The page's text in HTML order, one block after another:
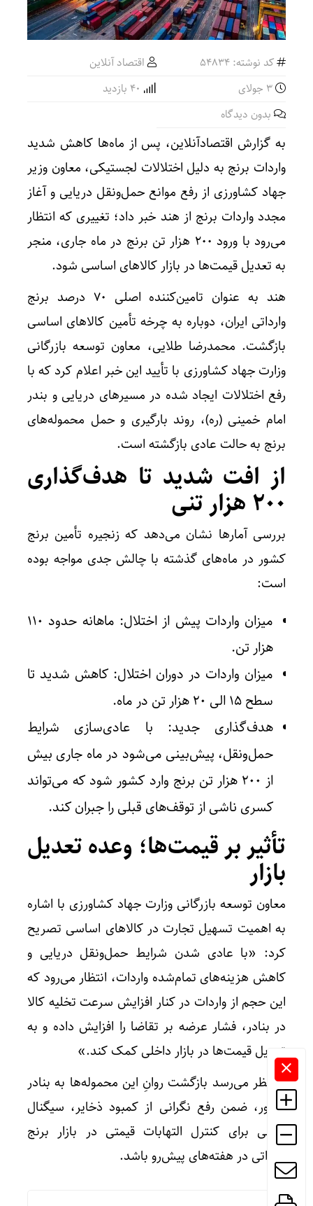
کد نوشته: 54834
اقتصاد آنلاین
بدون دیدگاه
به گزارش اقتصادآنلاین، پس از ماه‌ها کاهش شدید
واردات برنج به دلیل اختلالات لجستیکی، معاون وزیر
جهاد کشاورزی از رفع موانع حمل‌ونقل دریایی و آغاز
مجدد واردات برنج از هند خبر داد؛ تغییری که انتظار
می‌رود با ورود ۲۰۰ هزار تن برنج در ماه جاری، منجر
به تعدیل قیمت‌ها در بازار کالاهای اساسی شود.
هند به عنوان تامین‌کننده اصلی ۷۰ درصد برنج
وارداتی ایران، دوباره به چرخه تأمین کالاهای اساسی
بازگشت. محمد‌رضا طلایی، معاون توسعه بازرگانی
وزارت جهاد کشاورزی با تأیید این خبر اعلام کرد که با
رفع اختلالات ایجاد شده در مسیرهای دریایی و بندر
امام خمینی (ره)، روند بارگیری و حمل محموله‌های
برنج به حالت عادی بازگشته است.
از افت شدید تا هدف‌گذاری
۲۰۰ هزار تنی
بررسی آمارها نشان می‌دهد که زنجیره تأمین برنج
کشور در ماه‌های گذشته با چالش جدی مواجه بوده
است:
میزان واردات پیش از اختلال: ماهانه حدود ۱۱۰
هزار تن.
میزان واردات در دوران اختلال: کاهش شدید تا
سطح ۱۵ الی ۲۰ هزار تن در ماه.
هدف‌گذاری جدید: با عادی‌سازی شرایط
حمل‌ونقل، پیش‌بینی می‌شود در ماه جاری بیش
از ۲۰۰ هزار تن برنج وارد کشور شود که می‌تواند
کسری ناشی از توقف‌های قبلی را جبران کند.
تأثیر بر قیمت‌ها؛ وعده تعدیل
بازار
معاون توسعه بازرگانی وزارت جهاد کشاورزی با اشاره
به اهمیت تسهیل تجارت در کالاهای اساسی تصریح
کرد: «با عادی شدن شرایط حمل‌ونقل دریایی و
کاهش هزینه‌های تمام‌شده واردات، انتظار می‌رود که
این حجم از واردات در کنار افزایش سرعت تخلیه کالا
در بنادر، فشار عرضه بر تقاضا را افزایش داده و به
تعدیل قیمت‌ها در بازار داخلی کمک کند.»
به نظر می‌رسد بازگشت روانِ این محموله‌ها به بنادر
کشور، ضمن رفع نگرانی از کمبود ذخایر، سیگنال
مهمی برای کنترل التهابات قیمتی در بازار برنج
وارداتی در هفته‌های پیش‌رو باشد.